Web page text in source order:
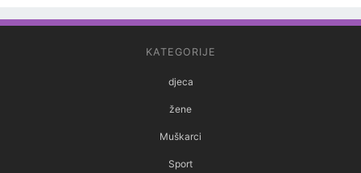
KATEGORIJE
djeca
žene
Muškarci
Sport